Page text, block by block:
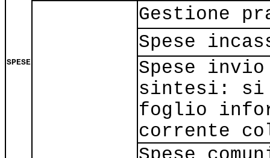
SPESE
Gestione
Spese
Spese invio
sintesi: si
foglio
corrente